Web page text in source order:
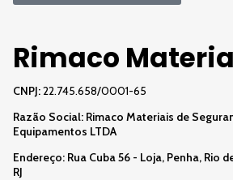
Rimaco
CNPJ:22.745.658/0001-65
Razão Social: Rimaco Materiais de
Equipamentos LTDA
Endereço: Rua Cuba 56 - Loja, Penha, Rio
RJ